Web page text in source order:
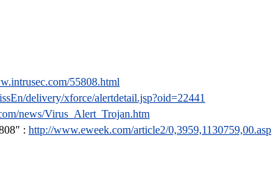
55808.html
delivery/xforce/alertdetail.jsp?oid=22441
news/Virus_Alert_Trojan.htm
: http://www.eweek.com/article2/0,3959,1130759,00.asp